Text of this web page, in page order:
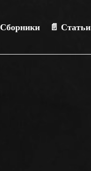
Сборники 📄 Статьи